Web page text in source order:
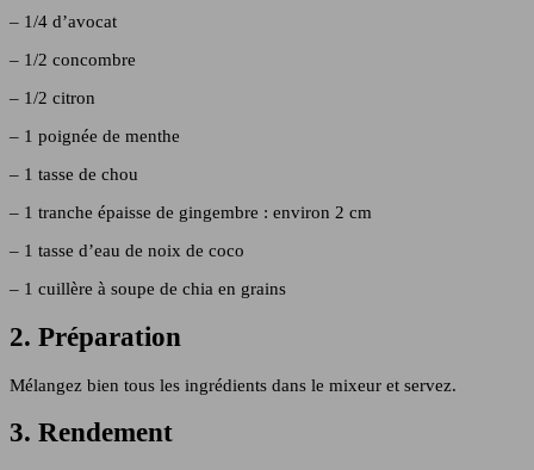
– 1/4 d’avocat
– 1/2 concombre
– 1/2 citron
– 1 poignée de menthe
– 1 tasse de chou
– 1 tranche épaisse de gingembre : environ 2 cm
– 1 tasse d’eau de noix de coco
– 1 cuillère à soupe de chia en grains
2. Préparation
Mélangez bien tous les ingrédients dans le mixeur et servez.
3. Rendement